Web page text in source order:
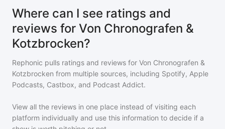
Where can I see ratings and
reviews for Von Chronografen &
Kotzbrocken?
Rephonic pulls ratings and reviews for Von Chronografen &
Kotzbrocken from multiple sources, including Spotify, Apple
Podcasts, Castbox, and Podcast Addict.
View all the reviews in one place instead of visiting each
platform individually and use this information to decide if a